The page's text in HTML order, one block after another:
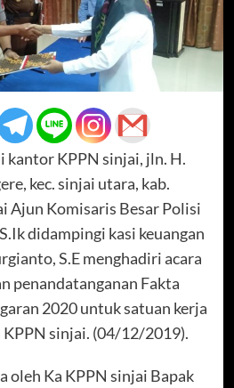
kantor KPPN sinjai, jln. H.
kec. sinjai utara, kab.
Ajun Komisaris Besar Polisi
didampingi kasi keuangan
S.E menghadiri acara
penandatanganan Fakta
2020 untuk satuan kerja
sinjai. (04/12/2019).
oleh Ka KPPN sinjai Bapak